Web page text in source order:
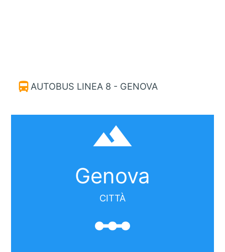
directions_bus AUTOBUS LINEA 8 - GENOVA
filter_hdr
Genova
CITTÀ
linear_scale